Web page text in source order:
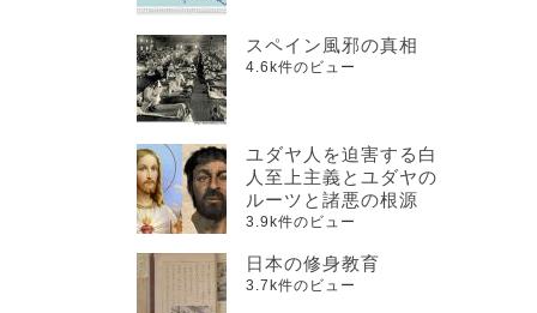
スペイン風邪の真相
4.6k件のビュー
ユダヤ人を迫害する白
人至上主義とユダヤの
ルーツと諸悪の根源
3.9k件のビュー
日本の修身教育
3.7k件のビュー